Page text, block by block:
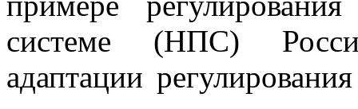
системе (НПС)
адаптации